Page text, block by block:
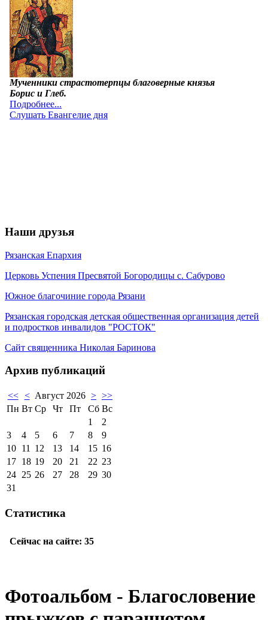
Наши друзья
Рязанская Епархия
Церковь Успения Пресвятой Богородицы с. Сабурово
Южное благочиние города Рязани
Рязанская городская детская общественная организация детей
и подростков инвалидов "РОСТОК"
Сайт священника Николая Баринова
Архив публикаций
<< < Август 2026 > >>
Пн Вт Ср Чт Пт Сб Вс
1
2
3
4 5 6 7 8
9
10 11 12 13 14 15 16
17 18 19 20 21 22 23
24 25 26 27 28 29 30
31
Статистика
Фотоальбом - Благословение